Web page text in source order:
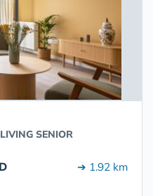
SENIOR
➔ 1.92 km